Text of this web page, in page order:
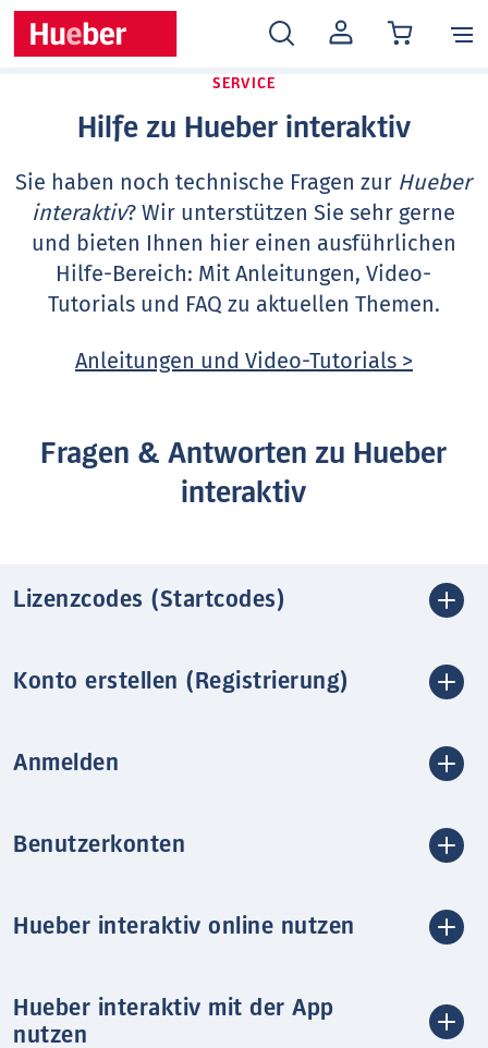
MEIN
KONTO
SERVICE
Hilfe zu Hueber interaktiv
Sie haben noch technische Fragen zur Hueber
interaktiv? Wir unterstützen Sie sehr gerne
und bieten Ihnen hier einen ausführlichen
Hilfe-Bereich: Mit Anleitungen, Video-
Tutorials und FAQ zu aktuellen Themen.
Anleitungen und Video-Tutorials >
Fragen & Antworten zu Hueber
interaktiv
Lizenzcodes (Startcodes)
Konto erstellen (Registrierung)
Anmelden
Benutzerkonten
Hueber interaktiv online nutzen
Hueber interaktiv mit der App
nutzen